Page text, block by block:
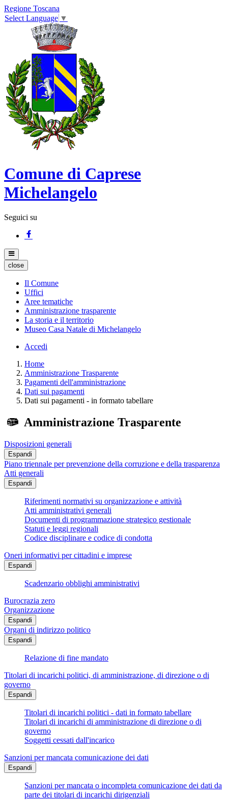
Regione Toscana
Select Language ▼
Comune di Caprese
Michelangelo
Seguici su
close
Il Comune
Uffici
Aree tematiche
Amministrazione trasparente
La storia e il territorio
Museo Casa Natale di Michelangelo
Accedi
Home
Amministrazione Trasparente
Pagamenti dell'amministrazione
Dati sui pagamenti
Dati sui pagamenti - in formato tabellare
Amministrazione Trasparente
Disposizioni generali
Espandi
Piano triennale per prevenzione della corruzione e della trasparenza
Atti generali
Espandi
Riferimenti normativi su organizzazione e attività
Atti amministrativi generali
Documenti di programmazione strategico gestionale
Statuti e leggi regionali
Codice disciplinare e codice di condotta
Oneri informativi per cittadini e imprese
Espandi
Scadenzario obblighi amministrativi
Burocrazia zero
Organizzazione
Espandi
Organi di indirizzo politico
Espandi
Relazione di fine mandato
Titolari di incarichi politici, di amministrazione, di direzione o di
governo
Espandi
Titolari di incarichi politici - dati in formato tabellare
Titolari di incarichi di amministrazione di direzione o di
governo
Soggetti cessati dall'incarico
Sanzioni per mancata comunicazione dei dati
Espandi
Sanzioni per mancata o incompleta comunicazione dei dati da
parte dei titolari di incarichi dirigenziali